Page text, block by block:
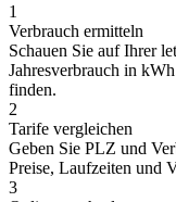
1
Verbrauch ermitteln
Schauen Sie auf Ihrer
Jahresverbrauch in
finden.
2
Tarife vergleichen
Geben Sie PLZ und
Preise, Laufzeiten und
3